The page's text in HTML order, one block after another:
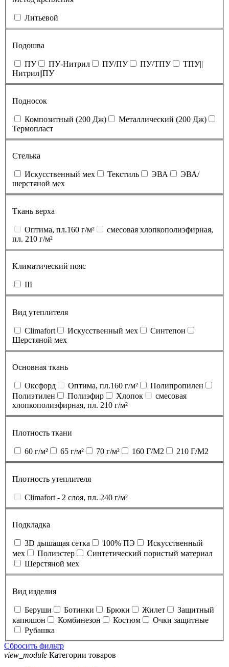
Литьевой
Подошва
ПУ ПУ-Нитрил ПУ/ПУ ПУ/ТПУ
ТПУ||
Нитрил||ПУ
Подносок
Композитный (200 Дж)
Металлический (200 Дж)
Термопласт
Стелька
Искусственный мех Текстиль ЭВА
ЭВА/
шерстяной мех
Ткань верха
Оптима, пл.160 г/м²
смесовая хлопкополиэфирная,
пл. 210 г/м²
Климатический пояс
III
Вид утеплителя
Climafort Искусственный мех
Синтепон
Шерстяной мех
Основная ткань
Оксфорд Оптима, пл.160 г/м²
Полипропилен
Полиэтилен
Полиэфир Хлопок
смесовая
хлопкополиэфирная, пл. 210 г/м²
Плотность ткани
60 г/м² 65 г/м² 70 г/м² 160 Г/М2 210 Г/М2
Плотность утеплителя
Climafort - 2 слоя, пл. 240 г/м²
Подкладка
3D дышащая сетка 100% ПЭ
Искусственный
мех
Полиэстер
Синтетический пористый материал
Шерстяной мех
Вид изделия
Беруши Ботинки Брюки Жилет
Защитный
капюшон
Комбинезон Костюм
Очки защитные
Рубашка
Сбросить фильтр
view_module Категории товаров